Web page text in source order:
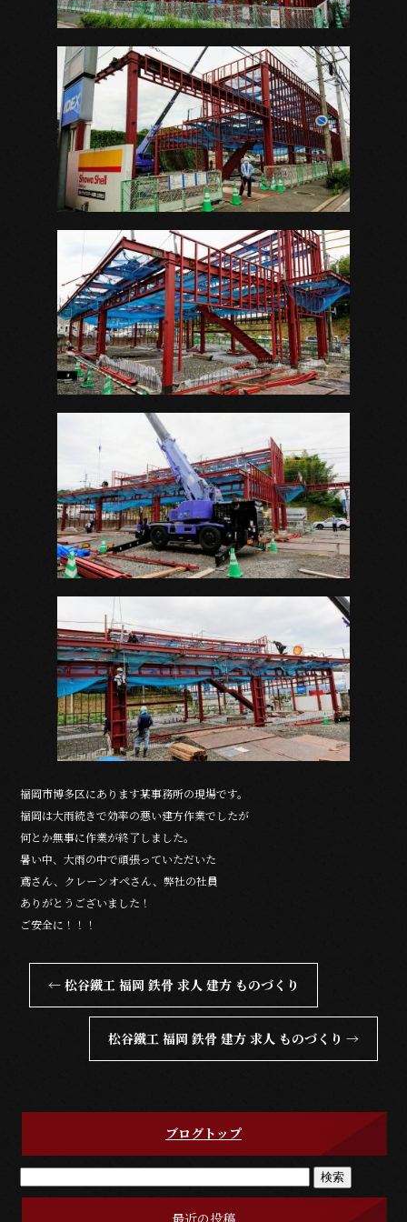
福岡市博多区にあります某事務所の現場です。
福岡は大雨続きで効率の悪い建方作業でしたが
何とか無事に作業が終了しました。
暑い中、大雨の中で頑張っていただいた
鳶さん、クレーンオペさん、弊社の社員
ありがとうございました！
ご安全に！！！
← 松谷鐵工 福岡 鉄骨 求人 建方 ものづくり
松谷鐵工 福岡 鉄骨 建方 求人 ものづくり →
ブログトップ
最近の投稿